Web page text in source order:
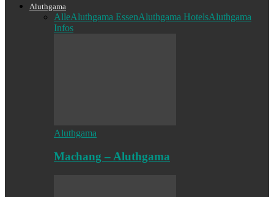
Aluthgama
AlleAluthgama EssenAluthgama HotelsAluthgama
Infos
Aluthgama
Machang – Aluthgama